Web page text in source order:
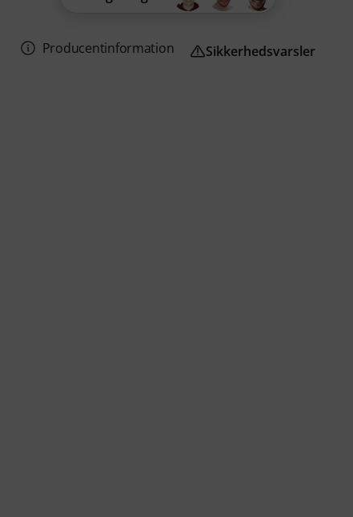
Producentinformation Sikkerhedsvarsler